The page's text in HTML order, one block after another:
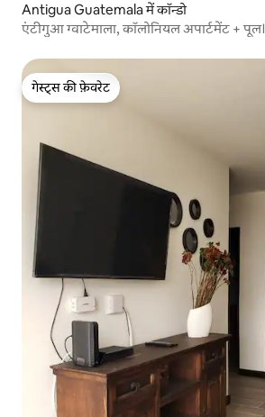
Antigua Guatemala में कॉन्डो
एंटीगुआ ग्वाटेमाला, कॉलोनियल अपार्टमेंट + पूल।
गेस्ट्स की फ़ेवरेट
गेस्ट्स की फ़ेवरेट